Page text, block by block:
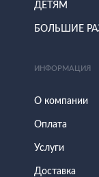
ДЕТЯМ
БОЛЬШИЕ
ИНФОРМАЦИЯ
О компании
Оплата
Услуги
Доставка